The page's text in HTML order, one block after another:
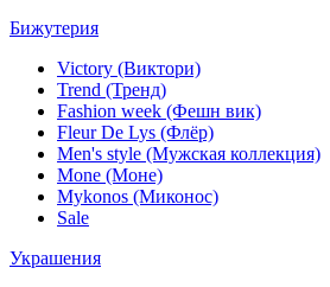
Бижутерия
Victory (Виктори)
Trend (Тренд)
Fashion week (Фешн вик)
Fleur De Lys (Флёр)
Men's style (Мужская коллекция)
Mone (Моне)
Mykonos (Миконос)
Sale
Украшения